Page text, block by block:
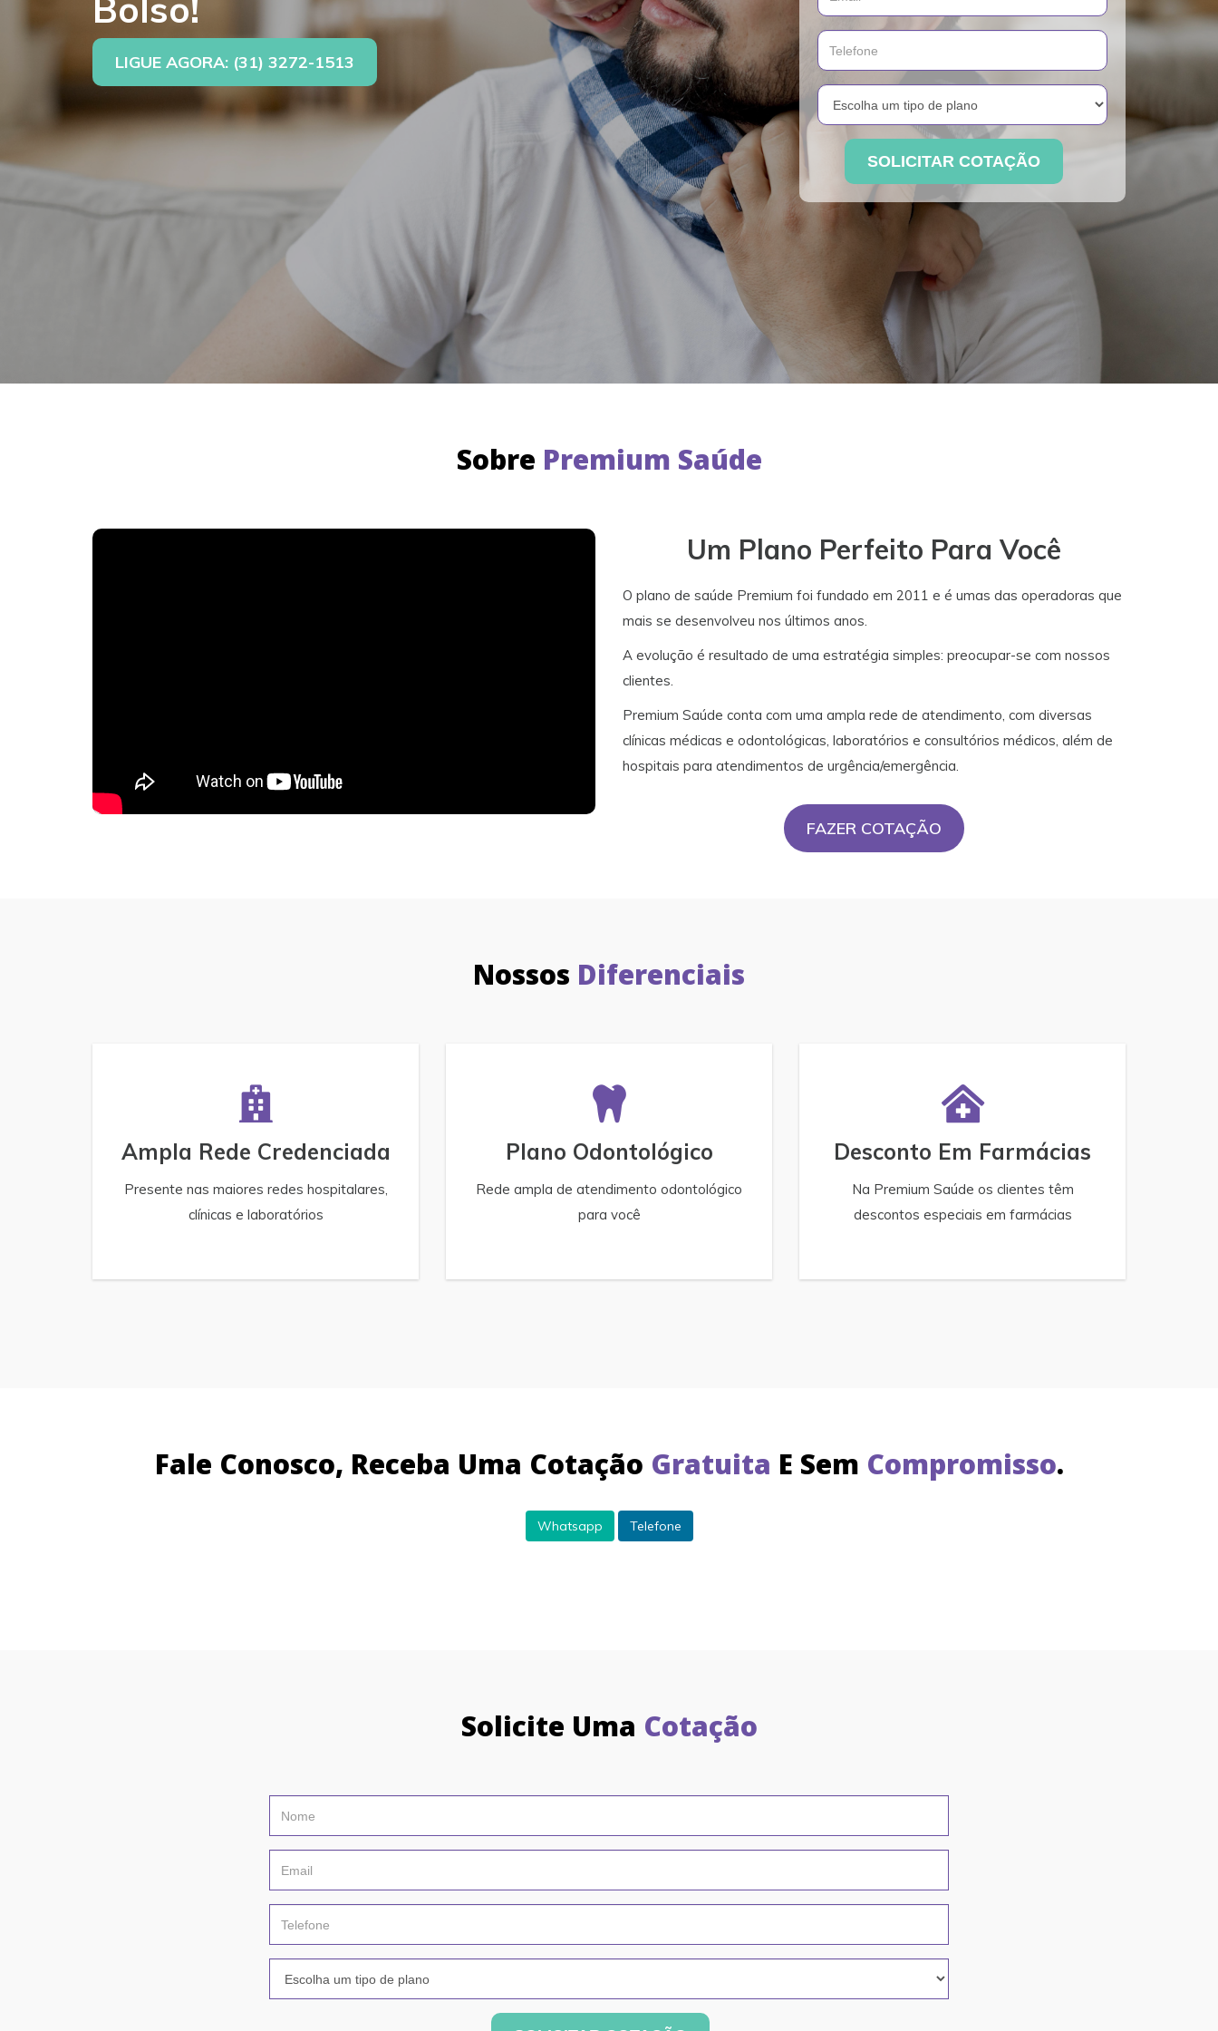
Bolso!
LIGUE AGORA: (31) 3272-1513
SOLICITAR COTAÇÃO
Sobre Premium Saúde
Um Plano Perfeito Para Você
O plano de saúde Premium foi fundado em 2011 e é umas das operadoras que
mais se desenvolveu nos últimos anos.
A evolução é resultado de uma estratégia simples: preocupar-se com nossos
clientes.
Premium Saúde conta com uma ampla rede de atendimento, com diversas
clínicas médicas e odontológicas, laboratórios e consultórios médicos, além de
hospitais para atendimentos de urgência/emergência.
FAZER COTAÇÃO
Nossos Diferenciais
Ampla Rede Credenciada
Presente nas maiores redes hospitalares,
clínicas e laboratórios
Plano Odontológico
Rede ampla de atendimento odontológico
para você
Desconto Em Farmácias
Na Premium Saúde os clientes têm
descontos especiais em farmácias
Fale Conosco, Receba Uma Cotação Gratuita E Sem Compromisso.
Whatsapp Telefone
Solicite Uma Cotação